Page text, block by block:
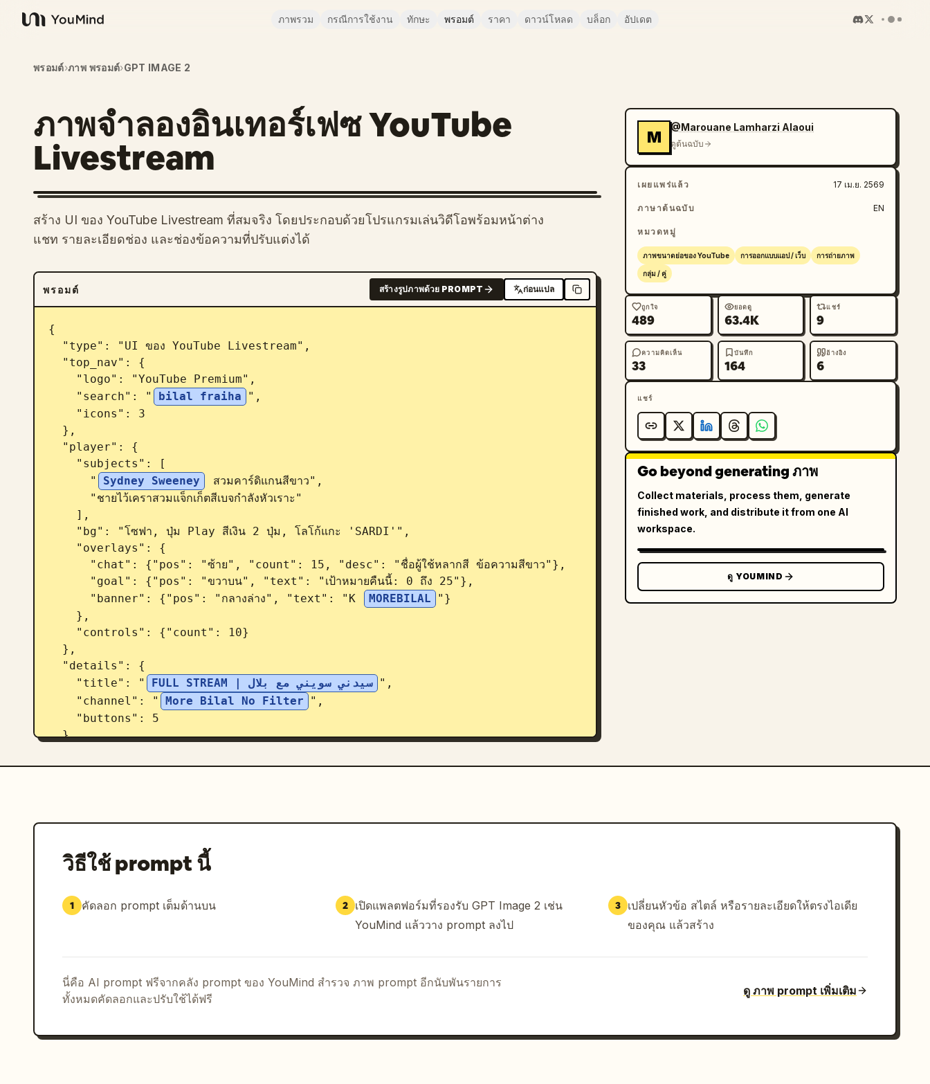
YouMind
ภาพรวม กรณีการใช้งาน ทักษะ พรอมต์ ราคา ดาวน์โหลด บล็อก อัปเดต
พรอมต์›ภาพ พรอมต์›GPT IMAGE 2
ภาพจำลองอินเทอร์เฟซ YouTube
Livestream
สร้าง UI ของ YouTube Livestream ที่สมจริง โดยประกอบด้วยโปรแกรมเล่นวิดีโอพร้อมหน้าต่าง
แชท รายละเอียดช่อง และช่องข้อความที่ปรับแต่งได้
พรอมต์ สร้างรูปภาพด้วย PROMPT ก่อนแปล
{
    "search": "
bilal fraiha
",
      "
Sydney Sweeney
สวมคาร์ดิแกนสีขาว",
      "banner": {"pos": "กลางล่าง", "text": "K
MOREBILAL
"}
    "title": "
FULL STREAM | سيدني سويني مع بلال ",
    "channel": "
More Bilal No Filter
",
  }
M
@Marouane Lamharzi Alaoui
ดูต้นฉบับ
เผยแพร่แล้ว 17 เม.ย. 2569
ภาษาต้นฉบับ EN
หมวดหมู่
ภาพขนาดย่อของ YouTube การออกแบบแอป / เว็บ การถ่ายภาพ
กลุ่ม / คู่
ถูกใจ
489
ยอดดู
63.4K
แชร์
9
ความคิดเห็น
33
บันทึก
164
อ้างอิง
6
แชร์
Go beyond generating ภาพ
Collect materials, process them, generate
finished work, and distribute it from one AI
workspace.
ดู YOUMIND
วิธีใช้ prompt นี้
1 คัดลอก prompt เต็มด้านบน 2 เปิดแพลตฟอร์มที่รองรับ GPT Image 2 เช่น
YouMind แล้ววาง prompt ลงไป
3
เปลี่ยนหัวข้อ สไตล์ หรือรายละเอียดให้ตรงไอเดีย
ของคุณ แล้วสร้าง
นี่คือ AI prompt ฟรีจากคลัง prompt ของ YouMind สำรวจ ภาพ prompt อีกนับพันรายการ
ทั้งหมดคัดลอกและปรับใช้ได้ฟรี
ดู ภาพ prompt เพิ่มเติม